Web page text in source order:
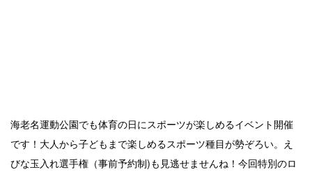
海老名運動公園でも体育の日にスポーツが楽しめるイベント開催
です！大人から子どもまで楽しめるスポーツ種目が勢ぞろい。え
びな玉入れ選手権（事前予約制)も見逃せませんね！今回特別のロ